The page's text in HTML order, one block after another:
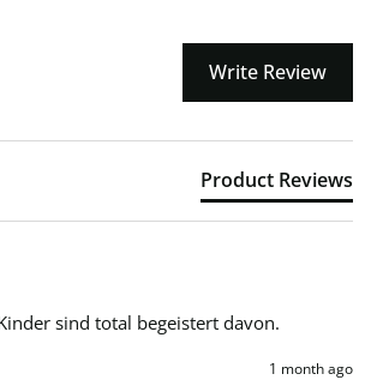
Write Review
Product Reviews
sind total begeistert davon.
1 month ago